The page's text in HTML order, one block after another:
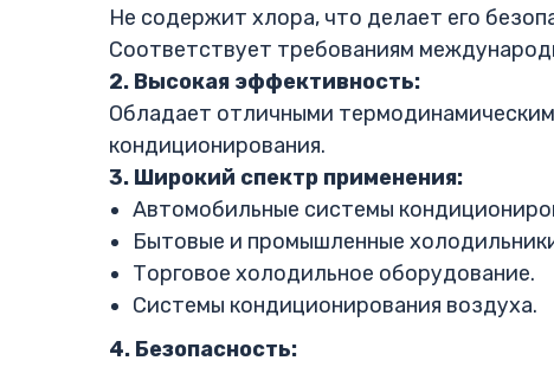
Не содержит хлора, что делает его
Соответствует требованиям
2. Высокая эффективность:
Обладает отличными
кондиционирования.
3. Широкий спектр применения:
Автомобильные системы
Бытовые и промышленные
Торговое холодильное оборудование.
Системы кондиционирования воздуха.
4. Безопасность: